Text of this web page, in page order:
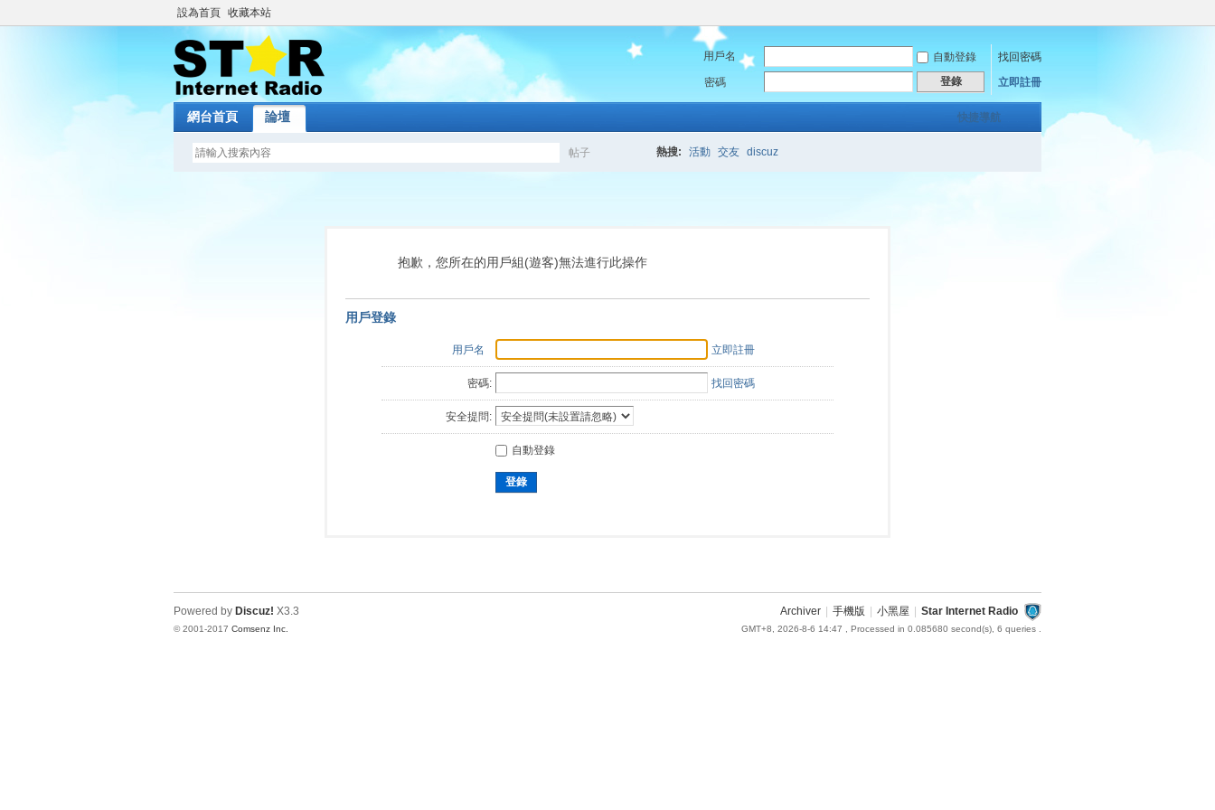
設為首頁 收藏本站
用戶名 自動登錄
找回密碼
密碼
登錄 立即註冊
快捷導航
網台首頁 論壇
帖子
索
熱搜: 活動 交友 discuz
抱歉，您所在的用戶組(遊客)無法進行此操作
用戶登錄
用戶名 立即註冊
密碼: 找回密碼
安全提問:
自動登錄
登錄
Archiver 手機版 小黑屋 Star Internet Radio
GMT+8, 2026-8-6 14:47 , Processed in 0.085680 second(s), 6 queries .
Powered by Discuz! X3.3
© 2001-2017 Comsenz Inc.